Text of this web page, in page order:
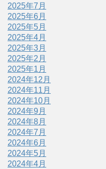
2025年7月
2025年6月
2025年5月
2025年4月
2025年3月
2025年2月
2025年1月
2024年12月
2024年11月
2024年10月
2024年9月
2024年8月
2024年7月
2024年6月
2024年5月
2024年4月